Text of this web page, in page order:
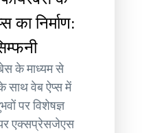
का निर्माण:
के माध्यम से
साथ वेब ऐप्स में
पर विशेषज्ञ
एक्सप्रेसजेएस